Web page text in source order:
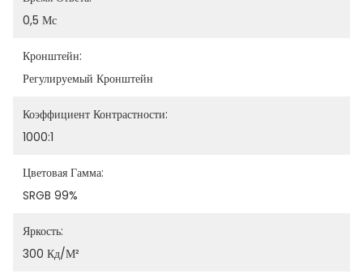
0,5 Мс
Кронштейн:
Регулируемый Кронштейн
Коэффициент Контрастности:
1000:1
Цветовая Гамма:
SRGB 99%
Яркость:
300 Кд/м²